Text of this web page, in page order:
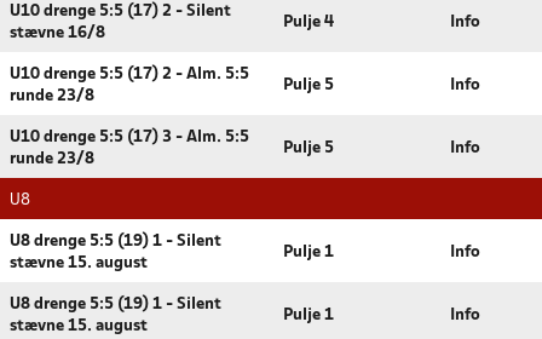
U10 drenge 5:5 (17) 2 - Silent
stævne 16/8
Pulje 4 Info
U10 drenge 5:5 (17) 2 - Alm. 5:5
runde 23/8
Pulje 5 Info
U10 drenge 5:5 (17) 3 - Alm. 5:5
runde 23/8
Pulje 5 Info
U8
U8 drenge 5:5 (19) 1 - Silent
stævne 15. august
Pulje 1 Info
U8 drenge 5:5 (19) 1 - Silent
stævne 15. august
Pulje 1 Info